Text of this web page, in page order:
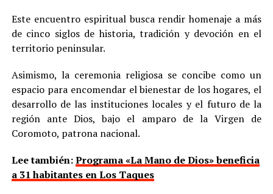
Este encuentro espiritual busca rendir homenaje a más
de cinco siglos de historia, tradición y devoción en el
territorio peninsular.
Asimismo, la ceremonia religiosa se concibe como un
espacio para encomendar el bienestar de los hogares, el
desarrollo de las instituciones locales y el futuro de la
región ante Dios, bajo el amparo de la Virgen de
Coromoto, patrona nacional.
Lee también:Programa «La Mano de Dios» beneficia
a 31 habitantes en Los Taques